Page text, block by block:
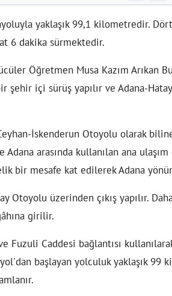
yaklaşık 99,1 kilometredir.
6 dakika sürmektedir.
Öğretmen Musa Kazım Arıkan
şehir içi sürüş yapılır ve Adana-
İskenderun Otoyolu olarak
arasında kullanılan ana ulaşım
bir mesafe kat edilerek Adana
Otoyolu üzerinden çıkış yapılır.
girilir.
Caddesi bağlantısı
başlayan yolculuk yaklaşık 99